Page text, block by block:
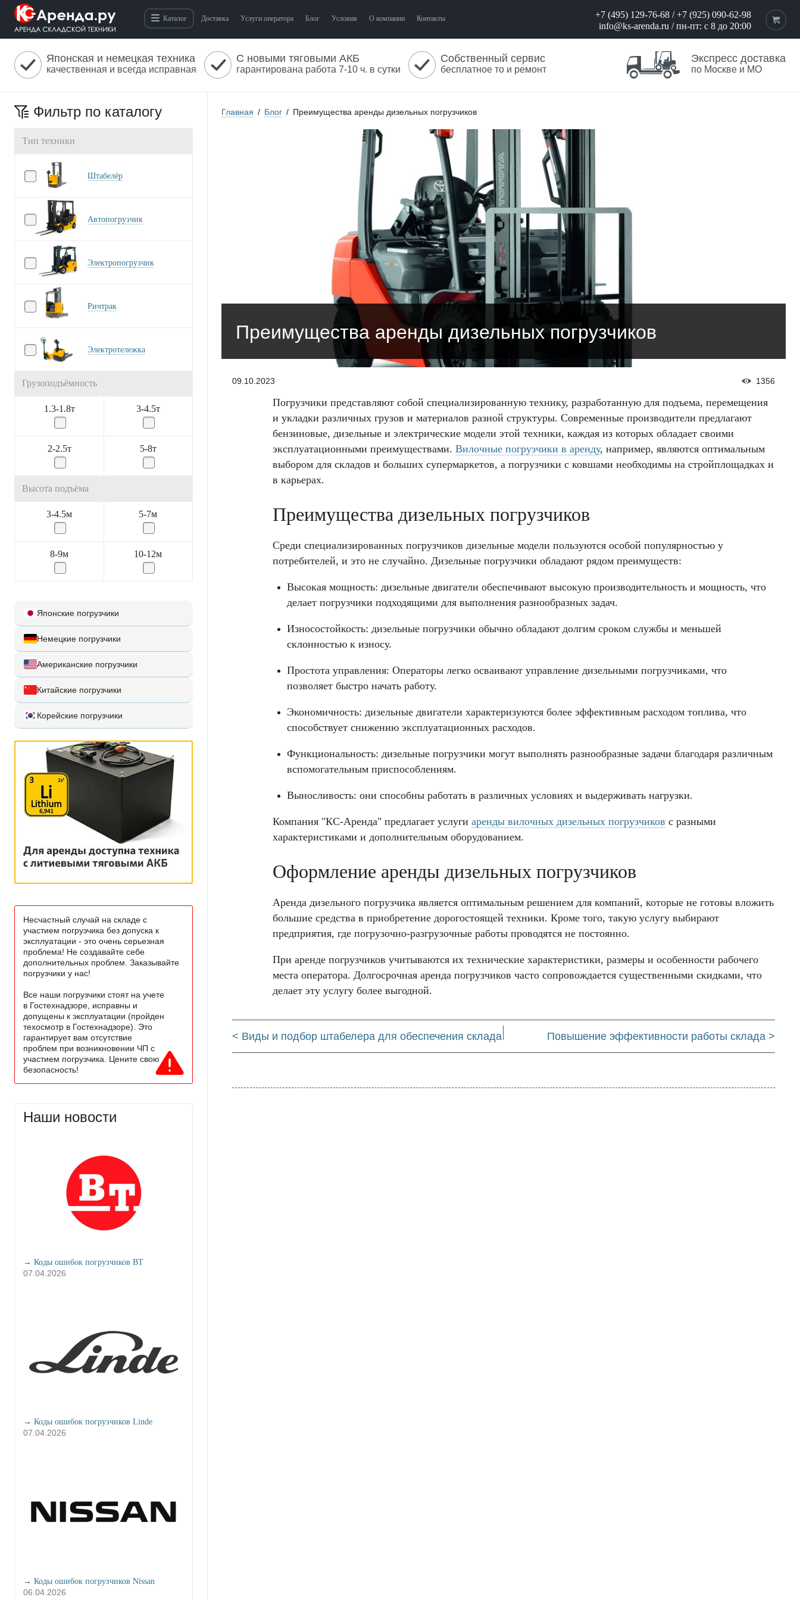
Каталог Доставка Услуги оператора Блог Условия О компании Контакты +7 (495) 129-76-68 /+7 (925) 090-62-98
info@ks-arenda.ru / пн-пт: с 8 до 20:00
Японская и немецкая техника
качественная и всегда исправная
С новыми тяговыми АКБ
гарантирована работа 7-10 ч. в сутки
Собственный сервис
бесплатное то и ремонт
Экспресс доставка
по Москве и МО
Фильтр по каталогу
Тип техники
Штабелёр
Автопогрузчик
Электропогрузчик
Ричтрак
Электротележка
Грузоподъёмность
1.3-1.8т 3-4.5т
2-2.5т 5-8т
Высота подъёма
3-4.5м 5-7м
8-9м 10-12м
Японские погрузчики
Немецкие погрузчики
Американские погрузчики
Китайские погрузчики
Корейские погрузчики
Несчастный случай на складе с
участием погрузчика без допуска к
эксплуатации - это очень серьезная
проблема! Не создавайте себе
дополнительных проблем. Заказывайте
погрузчики у нас!
Все наши погрузчики стоят на учете
в Гостехнадзоре, исправны и
допущены к эксплуатации (пройден
техосмотр в Гостехнадзоре). Это
гарантирует вам отсутствие
проблем при возникновении ЧП с
участием погрузчика. Цените свою
безопасность!
Наши новости
→ Коды ошибок погрузчиков BT
07.04.2026
→ Коды ошибок погрузчиков Linde
07.04.2026
→ Коды ошибок погрузчиков Nissan
06.04.2026
Главная / Блог / Преимущества аренды дизельных погрузчиков
Преимущества аренды дизельных погрузчиков
09.10.2023 1356
Погрузчики представляют собой специализированную технику, разработанную для подъема, перемещения
и укладки различных грузов и материалов разной структуры. Современные производители предлагают
бензиновые, дизельные и электрические модели этой техники, каждая из которых обладает своими
эксплуатационными преимуществами. Вилочные погрузчики в аренду, например, являются оптимальным
выбором для складов и больших супермаркетов, а погрузчики с ковшами необходимы на стройплощадках и
в карьерах.
Преимущества дизельных погрузчиков
Среди специализированных погрузчиков дизельные модели пользуются особой популярностью у
потребителей, и это не случайно. Дизельные погрузчики обладают рядом преимуществ:
Высокая мощность: дизельные двигатели обеспечивают высокую производительность и мощность, что
делает погрузчики подходящими для выполнения разнообразных задач.
Износостойкость: дизельные погрузчики обычно обладают долгим сроком службы и меньшей
склонностью к износу.
Простота управления: Операторы легко осваивают управление дизельными погрузчиками, что
позволяет быстро начать работу.
Экономичность: дизельные двигатели характеризуются более эффективным расходом топлива, что
способствует снижению эксплуатационных расходов.
Функциональность: дизельные погрузчики могут выполнять разнообразные задачи благодаря различным
вспомогательным приспособлениям.
Выносливость: они способны работать в различных условиях и выдерживать нагрузки.
Компания "КС-Аренда" предлагает услуги аренды вилочных дизельных погрузчиков с разными
характеристиками и дополнительным оборудованием.
Оформление аренды дизельных погрузчиков
Аренда дизельного погрузчика является оптимальным решением для компаний, которые не готовы вложить
большие средства в приобретение дорогостоящей техники. Кроме того, такую услугу выбирают
предприятия, где погрузочно-разгрузочные работы проводятся не постоянно.
При аренде погрузчиков учитываются их технические характеристики, размеры и особенности рабочего
места оператора. Долгосрочная аренда погрузчиков часто сопровождается существенными скидками, что
делает эту услугу более выгодной.
< Виды и подбор штабелера для обеспечения склада Повышение эффективности работы склада >